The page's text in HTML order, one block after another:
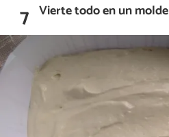
7 Vierte todo en un molde